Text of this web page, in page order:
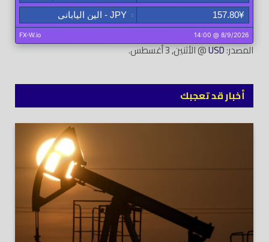
المصدر:USD@ الأثنين, 3 أغسطس.
أخبار قد تعجبك